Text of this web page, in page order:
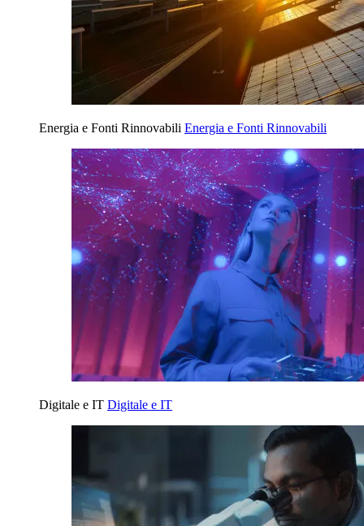
Energia e Fonti Rinnovabili Energia e Fonti Rinnovabili
Digitale e IT Digitale e IT